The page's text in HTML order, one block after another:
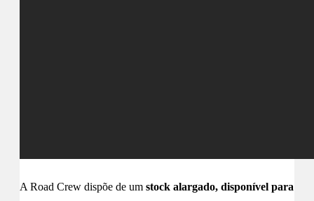
A Road Crew dispõe de um stock alargado, disponível para